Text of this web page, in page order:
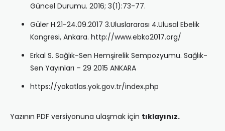
Güncel Durumu. 2016; 3(1):73-77.
Güler H.21-24.09.2017 3.Uluslararası 4.Ulusal Ebelik
Kongresi, Ankara. http://www.ebko2017.org/
Erkal S. Sağlık-Sen Hemşirelik Sempozyumu. Sağlık-
Sen Yayınları – 29 2015 ANKARA
https://yokatlas.yok.gov.tr/index.php
Yazının PDF versiyonuna ulaşmak için tıklayınız.